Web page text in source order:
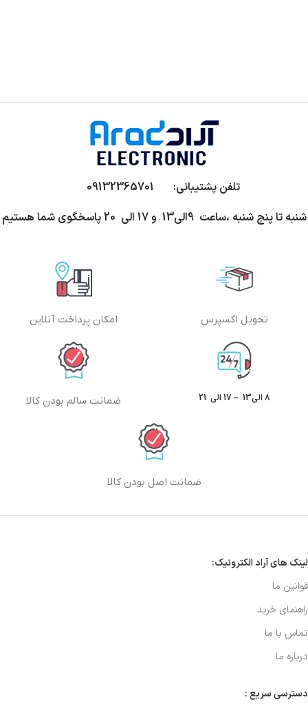
تلفن پشتیبانی: 09132365701
شنبه تا پنج شنبه ،ساعت 9الی13 و 17 الی 20 پاسخگوی شما هستیم
تحویل اکسپرس امکان پرداخت آنلاین
8 الی13 – 17 الی 21 ضمانت سالم بودن کالا
ضمانت اصل بودن کالا
لینک های آراد الکترونیک:
قوانین ما
راهنمای خرید
تماس با ما
درباره ما
دسترسی سریع :